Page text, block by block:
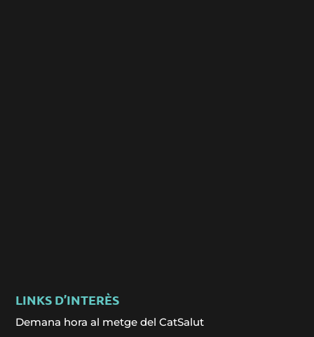
LINKS D’INTERÈS
Demana hora al metge del CatSalut